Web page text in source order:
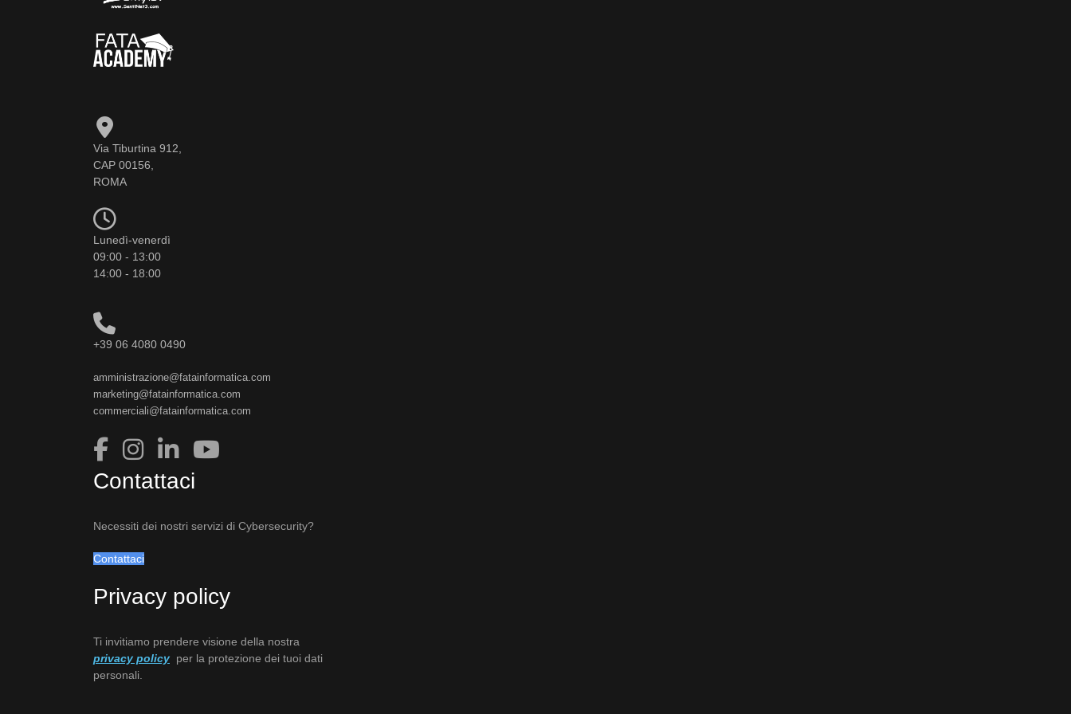
Via Tiburtina 912,
CAP 00156,
ROMA
Lunedì-venerdì
09:00 - 13:00
14:00 - 18:00
+39 06 4080 0490
amministrazione@fatainformatica.com
marketing@fatainformatica.com
commerciali@fatainformatica.com
Contattaci
Necessiti dei nostri servizi di Cybersecurity?
Contattaci
Privacy policy
Ti invitiamo prendere visione della nostra
privacy policy per la protezione dei tuoi dati
personali.